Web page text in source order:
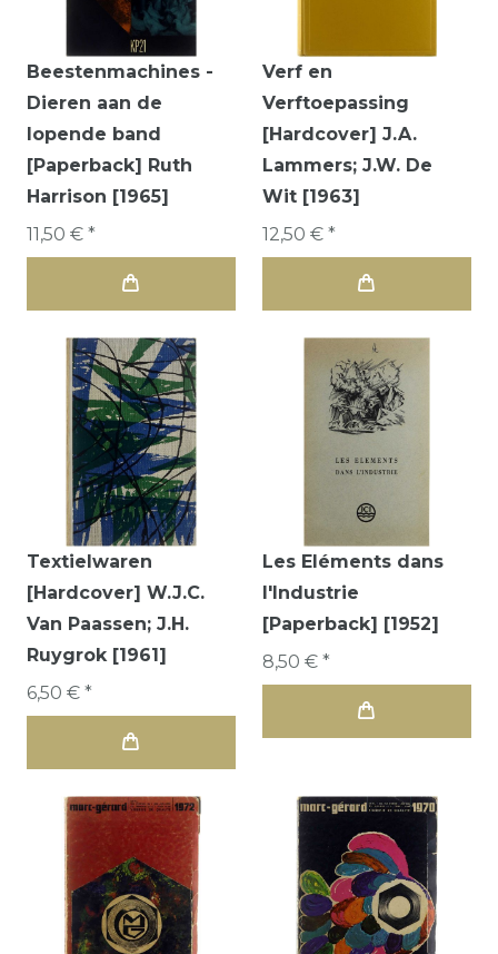
Beestenmachines -
Dieren aan de
lopende band
[Paperback] Ruth
Harrison [1965]
11,50 € *
Verf en
Verftoepassing
[Hardcover] J.A.
Lammers; J.W. De
Wit [1963]
12,50 € *
Textielwaren
[Hardcover] W.J.C.
Van Paassen; J.H.
Ruygrok [1961]
6,50 € *
Les Eléments dans
l'Industrie
[Paperback] [1952]
8,50 € *